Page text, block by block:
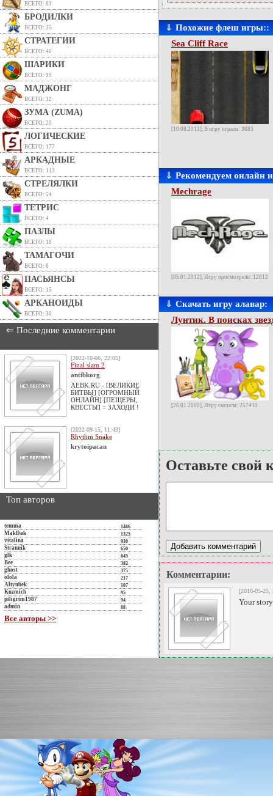
ВСЕГО: 83
БРОДИЛКИ
ВСЕГО: 35
СТРАТЕГИИ
ВСЕГО: 46
ШАРИКИ
ВСЕГО: 99
МАДЖОНГ
ВСЕГО: 12
ЗУМА (ZUMA)
ВСЕГО: 20
ЛОГИЧЕСКИЕ
ВСЕГО: 177
АРКАДНЫЕ
ВСЕГО: 113
СТРЕЛЯЛКИ
ВСЕГО: 54
ТЕТРИС
ВСЕГО: 4
ПАЗЛЫ
ВСЕГО: 18
ТАМАГОЧИ
ВСЕГО: 6
ПАСЬЯНСЫ
ВСЕГО: 15
АРКАНОИДЫ
ВСЕГО: 30
⇐ Последние комментарии
[2022-10-06, 22:05]
Final slam 2
antibkorg
AEBK.RU - [ВЕЛИКИЕ
БИТВЫ] [ОГРОМНЫЙ
ОНЛАЙН] [ПЕЩЕРЫ,
КВЕСТЫ] = ЗАХОДИ !
[2022-09-15, 11:43]
Rhythm Snake
krytoipacan
Топ авторов
temma 1466
MakDak 1325
vitalina 930
Strannik 650
glk 645
Bee 382
ghost 375
olola 217
Altynbek 107
Kuzmich 95
piligrim1987 94
admin 88
Все авторы >>
⇓ Похожие флеш игры::
Sea Cliff Race
[10.08.2013], В игру играли: 3683
⇓ Рекомендуем онлайн
Mechrage
[05.01.2012], Игру просмотрели: 12812
⇓ Скачать игру алавар:
Лунтик. В поисках
[26.01.2009], Игру скачали: 257410
Оставьте свой
Комментарии:
[2016-05-25,
Your